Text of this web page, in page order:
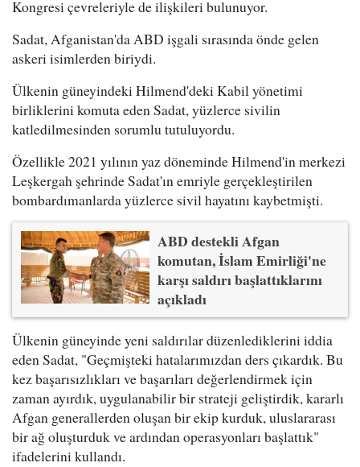
Kongresi çevreleriyle de ilişkileri bulunuyor.
Sadat, Afganistan'da ABD işgali sırasında önde gelen
askeri isimlerden biriydi.
Ülkenin güneyindeki Hilmend'deki Kabil yönetimi
birliklerini komuta eden Sadat, yüzlerce sivilin
katledilmesinden sorumlu tutuluyordu.
Özellikle 2021 yılının yaz döneminde Hilmend'in merkezi
Leşkergah şehrinde Sadat'ın emriyle gerçekleştirilen
bombardımanlarda yüzlerce sivil hayatını kaybetmişti.
ABD destekli Afgan
komutan, İslam Emirliği'ne
karşı saldırı başlattıklarını
açıkladı
Ülkenin güneyinde yeni saldırılar düzenlediklerini iddia
eden Sadat, "Geçmişteki hatalarımızdan ders çıkardık. Bu
kez başarısızlıkları ve başarıları değerlendirmek için
zaman ayırdık, uygulanabilir bir strateji geliştirdik, kararlı
Afgan generallerden oluşan bir ekip kurduk, uluslararası
bir ağ oluşturduk ve ardından operasyonları başlattık"
ifadelerini kullandı.